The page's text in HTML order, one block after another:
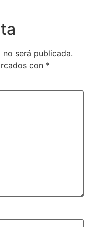
será publicada.
con *